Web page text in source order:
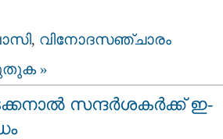
, വിനോദസഞ്ചാരം
»
സന്ദർശകർക്ക് ഇ-